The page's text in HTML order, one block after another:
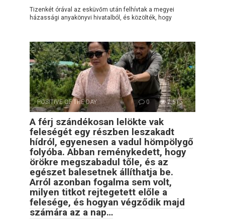
Tizenkét órával az esküvőm után felhívtak a megyei
házassági anyakönyvi hivatalból, és közölték, hogy
POSITIVE OF THE DAY 0 2,515
A férj szándékosan lelökte vak
feleségét egy részben leszakadt
hídról, egyenesen a vadul hömpölygő
folyóba. Abban reménykedett, hogy
örökre megszabadul tőle, és az
egészet balesetnek állíthatja be.
Arról azonban fogalma sem volt,
milyen titkot rejtegetett előle a
felesége, és hogyan végződik majd
számára az a nap…